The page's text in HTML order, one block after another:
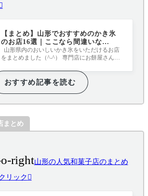
【まとめ】山形でおすすめのかき氷
のお店16選｜ここなら間違いな
し！！！
山形県内のおいしいかき氷をいただけるお店
をまとめました（^-^） 専門店にお餅屋さんに
おすすめ記事を読む
まとめ
right山形の人気和菓子店のまとめ
リック